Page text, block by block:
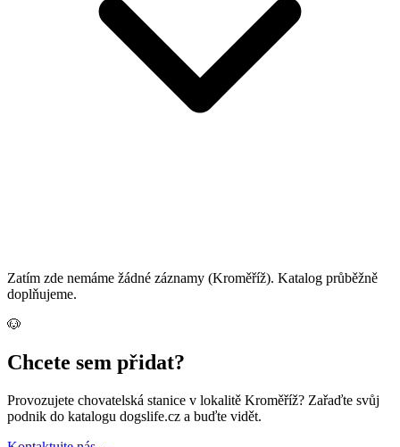
Zatím zde nemáme žádné záznamy (Kroměříž). Katalog průběžně
doplňujeme.
🐶
Chcete sem přidat?
Provozujete chovatelská stanice v lokalitě Kroměříž? Zařaďte svůj
podnik do katalogu dogslife.cz a buďte vidět.